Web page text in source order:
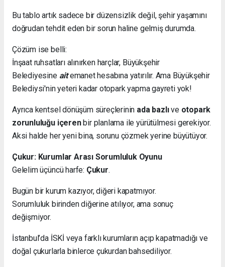
Bu tablo artık sadece bir düzensizlik değil, şehir yaşamını
doğrudan tehdit eden bir sorun haline gelmiş durumda.
Çözüm ise belli:
İnşaat ruhsatları alınırken harçlar, Büyükşehir
Belediyesine aitemanet hesabına yatırılır. Ama Büyükşehir
Belediysi'nin yeteri kadar otopark yapma gayreti yok!
Ayrıca kentsel dönüşüm süreçlerinin ada bazlıve otopark
zorunluluğu içerenbir planlama ile yürütülmesi gerekiyor.
Aksi halde her yeni bina, sorunu çözmek yerine büyütüyor.
Çukur: Kurumlar Arası Sorumluluk Oyunu
Gelelim üçüncü harfe: Çukur.
Bugün bir kurum kazıyor, diğeri kapatmıyor.
Sorumluluk birinden diğerine atılıyor, ama sonuç
değişmiyor.
İstanbul’da İSKİ veya farklı kurumların açıp kapatmadığı ve
doğal çukurlarla binlerce çukurdan bahsediliyor.